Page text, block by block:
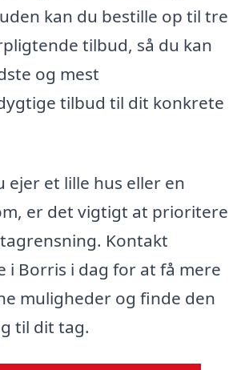
kan du bestille op til tre
tilbud, så du kan
og mest
tilbud til dit konkrete
ejer et lille hus eller en
er det vigtigt at prioritere
Kontakt
i Borris i dag for at få mere
muligheder og finde den
til dit tag.